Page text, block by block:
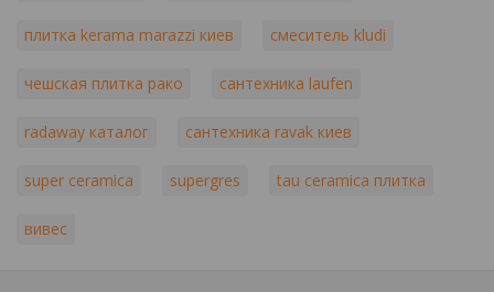
плитка kerama marazzi киев смеситель kludi
чешская плитка рако сантехника laufen
radaway каталог сантехника ravak киев
super ceramica supergres tau ceramica плитка
вивес